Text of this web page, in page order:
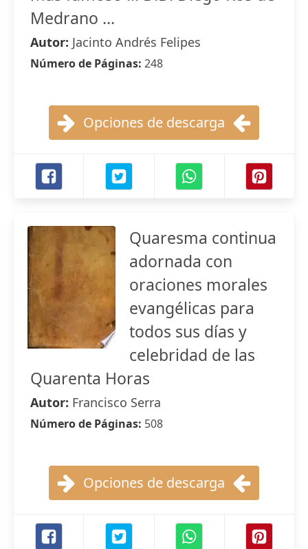
Medrano ...
Autor: Jacinto Andrés Felipes
Número de Páginas: 248
Opciones de descarga
Quaresma continua
adornada con
oraciones morales
evangélicas para
todos sus días y
celebridad de las
Quarenta Horas
Autor: Francisco Serra
Número de Páginas: 508
Opciones de descarga